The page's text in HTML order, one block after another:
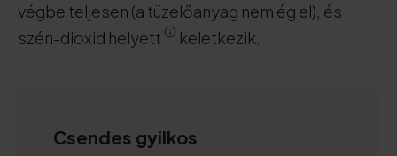
végbe teljesen (a tüzelőanyag nem ég el), és
szén-dioxid helyett
keletkezik.
Csendes gyilkos